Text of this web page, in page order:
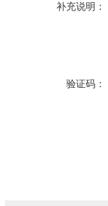
补充说明：
验证码：